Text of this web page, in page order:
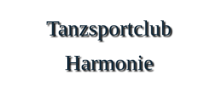
Tanzsportclub
Harmonie